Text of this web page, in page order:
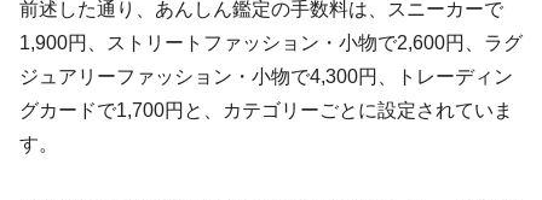
前述した通り、あんしん鑑定の手数料は、スニーカーで
1,900円、ストリートファッション・小物で2,600円、ラグ
ジュアリーファッション・小物で4,300円、トレーディン
グカードで1,700円と、カテゴリーごとに設定されていま
す。